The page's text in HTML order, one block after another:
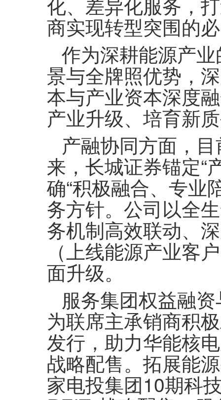
商实现转型突围的
作为深耕能源产
景与全牌照优势，
本与产业资本深度
产业升级、培育新
产融协同方面，
来，长城证券锚定“
确“积极融合、专业
务方针。公司以全
务机制高效联动、
（上线能源产业客
面升级。
服务集团权益融
为联席主承销商积
发行，助力华能核
战略配售。拓展能
家电投集团10期科